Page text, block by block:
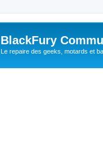
BlackFury
Le repaire des geeks, motards et